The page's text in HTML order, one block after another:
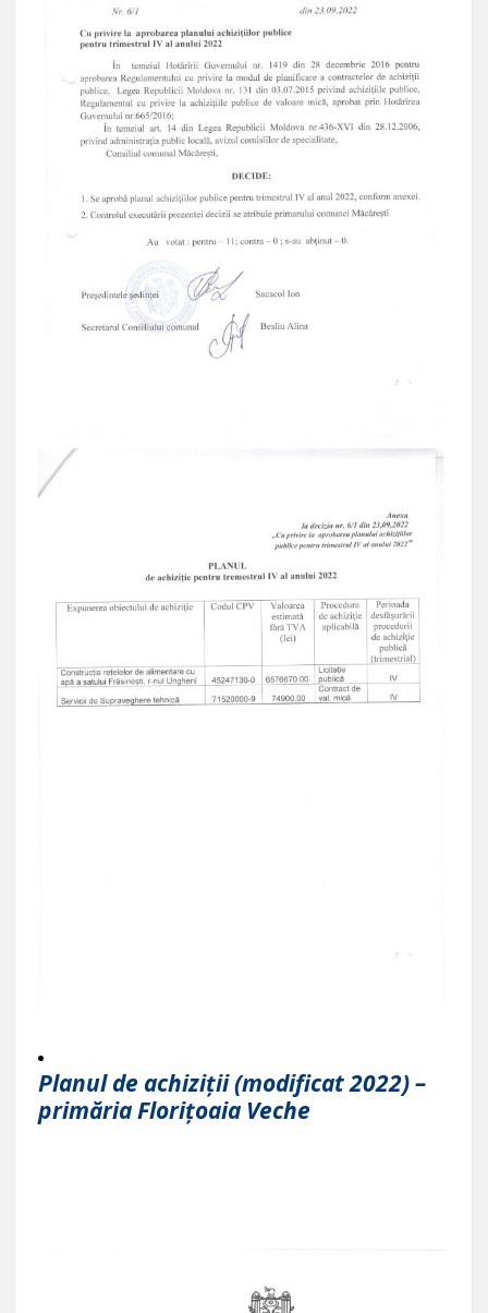
Planul de achiziții (modificat 2022) –
primăria Florițoaia Veche